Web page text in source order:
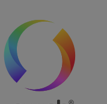
inte
cookies.
Leverantör
/
Domän